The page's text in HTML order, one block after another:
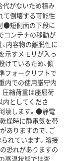
がないため積み
て倒壊する可能性
●短側面の下段に
コンテナの移動が
内容物の離脱性に
示すメモリが入っ
けているため、傾
フォークリフトで
内での使用厳守内
圧縮荷重は座屈荷
内としてくださ
壊します。●静電
燥時に静電気を帯
ありますので、ご
れています。溶接
恐れがありますの
高温状態では変